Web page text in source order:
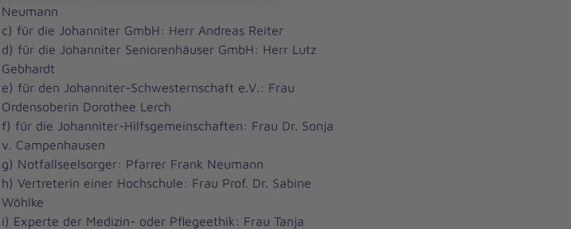
Neumann
c) für die Johanniter GmbH: Herr Andreas Reiter
d) für die Johanniter Seniorenhäuser GmbH: Herr Lutz
Gebhardt
e) für den Johanniter-Schwesternschaft e.V.: Frau
Ordensoberin Dorothee Lerch
f) für die Johanniter-Hilfsgemeinschaften: Frau Dr. Sonja
v. Campenhausen
g) Notfallseelsorger: Pfarrer Frank Neumann
h) Vertreterin einer Hochschule: Frau Prof. Dr. Sabine
Wöhlke
i) Experte der Medizin- oder Pflegeethik: Frau Tanja